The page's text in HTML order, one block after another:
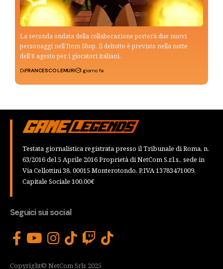
La seconda ondata della collaborazione porterà due nuovi
personaggi nell’Item Shop. Il debutto è previsto nella notte
dell’8 agosto per i giocatori italiani.
DiFRANCESCO LEMURI 1 giorno fa
Testata giornalistica registrata presso il Tribunale di Roma, n.
63/2016 del 5 Aprile 2016 Proprietà di NetCom S.r.l.s., sede in
Via Cellottini 38, 00015 Monterotondo, P.IVA 13783471009,
Capitale Sociale 100,00€
Seguici sui social
Copyright© NetCom Srls 2025